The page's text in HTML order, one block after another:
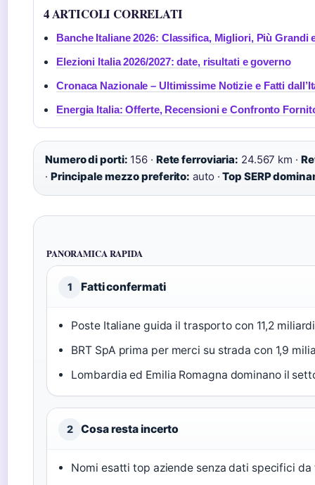
4 ARTICOLI CORRELATI
Banche Italiane 2026: Classifica, Migliori, Più Grandi
Elezioni Italia 2026/2027: date, risultati e governo
Cronaca Nazionale – Ultimissime Notizie e Fatti
Energia Italia: Offerte, Recensioni e Confronto
Numero di porti: 156 · Rete ferroviaria: 24.567 km ·
· Principale mezzo preferito: auto ·Top SERP
PANORAMICA RAPIDA
1 Fatti confermati
Poste Italiane guida il trasporto con 11,2
BRT SpA prima per merci su strada con 1,9
Lombardia ed Emilia Romagna dominano il
2 Cosa resta incerto
Nomi esatti top aziende senza dati specifici